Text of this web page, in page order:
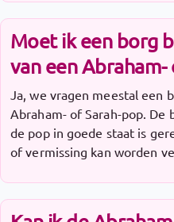
Moet ik een borg
van een Abraham-
Ja, we vragen meestal een
Abraham- of Sarah-pop.
de pop in goede staat is
of vermissing kan worden